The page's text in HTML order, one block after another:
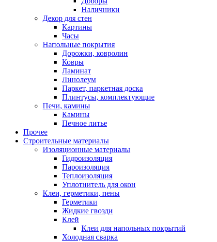
Наличники
Декор для стен
Картины
Часы
Напольные покрытия
Дорожки, ковролин
Ковры
Ламинат
Линолеум
Паркет, паркетная доска
Плинтусы, комплектующие
Печи, камины
Камины
Печное литье
Прочее
Строительные материалы
Изоляционные материалы
Гидроизоляция
Пароизоляция
Теплоизоляция
Уплотнитель для окон
Клеи, герметики, пены
Герметики
Жидкие гвозди
Клей
Клеи для напольных покрытий
Холодная сварка